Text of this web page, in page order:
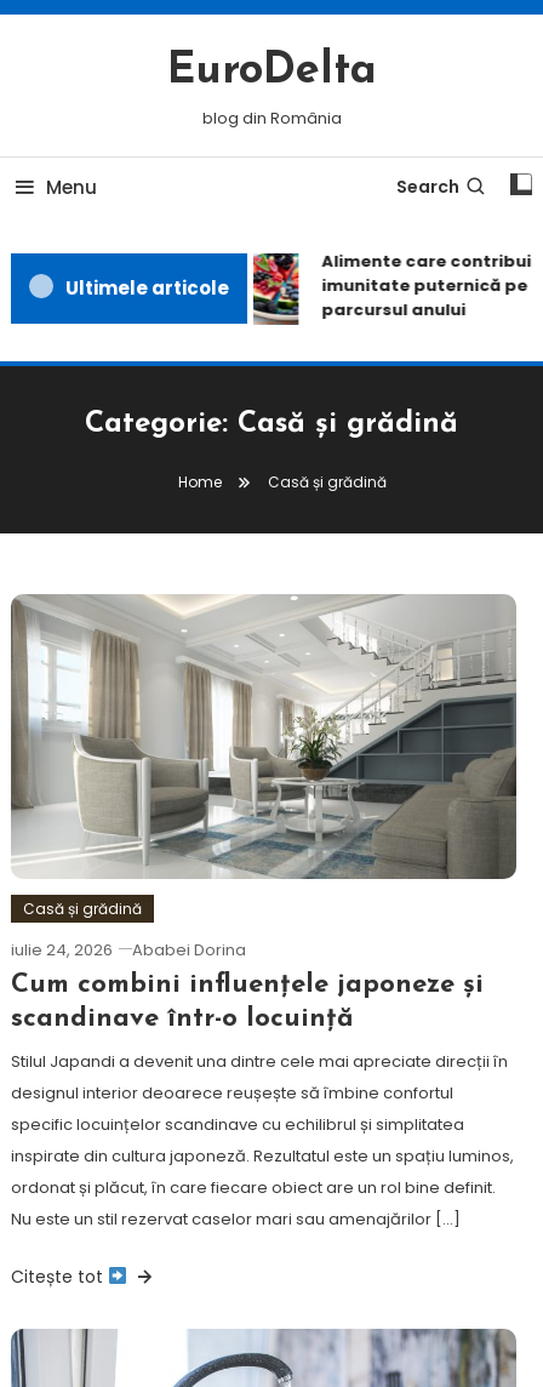
Skip
EuroDelta
blog din România
Menu Search
Ultimele articole
Alimente care contribuie
imunitate puternică pe
parcursul anului
Categorie: Casă și grădină
Home Casă și grădină
Casă și grădină
iulie 24, 2026 Ababei Dorina
Cum combini influențele japoneze și
scandinave într-o locuință
Stilul Japandi a devenit una dintre cele mai apreciate direcții în
designul interior deoarece reușește să îmbine confortul
specific locuințelor scandinave cu echilibrul și simplitatea
inspirate din cultura japoneză. Rezultatul este un spațiu luminos,
ordonat și plăcut, în care fiecare obiect are un rol bine definit.
Nu este un stil rezervat caselor mari sau amenajărilor […]
Citește tot